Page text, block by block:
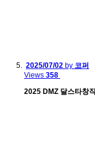
2025/07/02 by 코퍼
Views 358
2025 DMZ 달스타창